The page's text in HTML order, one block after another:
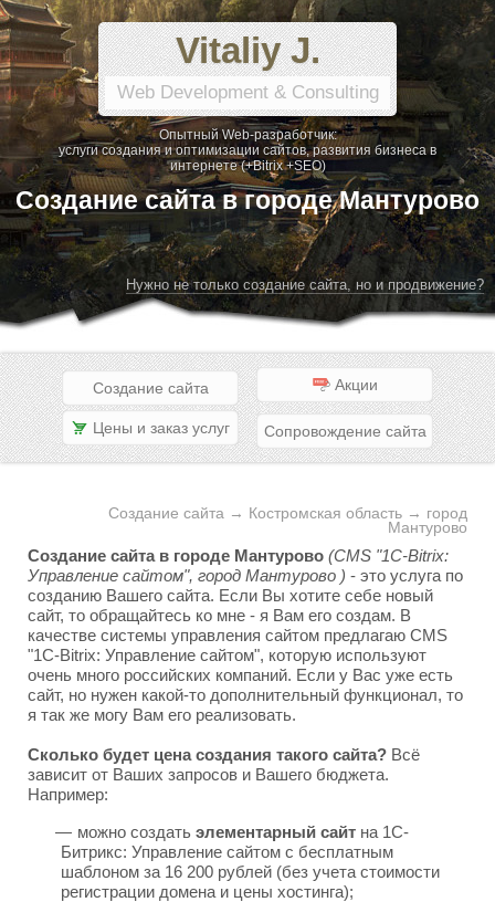
Vitaliy J.
Web Development & Consulting
Опытный Web-разработчик:
услуги создания и оптимизации сайтов, развития бизнеса в
интернете (+Bitrix +SEO)
Создание сайта в городе Мантурово
Нужно не только создание сайта, но и продвижение?
Создание сайта Акции
Цены и заказ услуг Сопровождение сайта
Создание сайта → Костромская область → город
Мантурово
Создание сайта в городе Мантурово (CMS "1C-Bitrix:
Управление сайтом", город Мантурово ) - это услуга по
созданию Вашего сайта. Если Вы хотите себе новый
сайт, то обращайтесь ко мне - я Вам его создам. В
качестве системы управления сайтом предлагаю CMS
"1C-Bitrix: Управление сайтом", которую используют
очень много российских компаний. Если у Вас уже есть
сайт, но нужен какой-то дополнительный функционал, то
я так же могу Вам его реализовать.
Сколько будет цена создания такого сайта? Всё
зависит от Ваших запросов и Вашего бюджета.
Например:
можно создать элементарный сайт на 1С-
Битрикс: Управление сайтом с бесплатным
шаблоном за 16 200 рублей (без учета стоимости
регистрации домена и цены хостинга);